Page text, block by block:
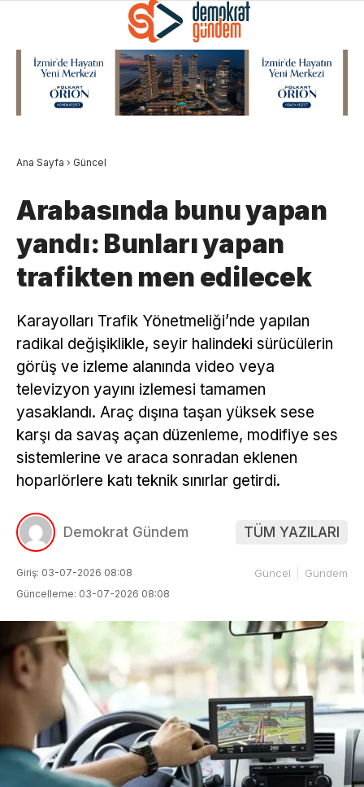
Ana Sayfa › Güncel
Arabasında bunu yapan
yandı: Bunları yapan
trafikten men edilecek
Karayolları Trafik Yönetmeliği’nde yapılan
radikal değişiklikle, seyir halindeki sürücülerin
görüş ve izleme alanında video veya
televizyon yayını izlemesi tamamen
yasaklandı. Araç dışına taşan yüksek sese
karşı da savaş açan düzenleme, modifiye ses
sistemlerine ve araca sonradan eklenen
hoparlörlere katı teknik sınırlar getirdi.
Demokrat Gündem TÜM YAZILARI
Giriş: 03-07-2026 08:08
Güncelleme: 03-07-2026 08:08
Güncel Gündem